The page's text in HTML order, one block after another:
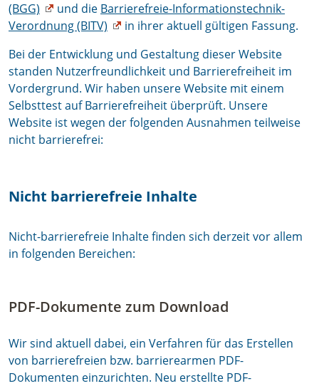
(BGG)
und die Barrierefreie-Informationstechnik-
Verordnung (BITV)
in ihrer aktuell gültigen Fassung.
Bei der Entwicklung und Gestaltung dieser Website
standen Nutzerfreundlichkeit und Barrierefreiheit im
Vordergrund. Wir haben unsere Website mit einem
Selbsttest auf Barrierefreiheit überprüft. Unsere
Website ist wegen der folgenden Ausnahmen teilweise
nicht barrierefrei:
Nicht barrierefreie Inhalte
Nicht-barrierefreie Inhalte finden sich derzeit vor allem
in folgenden Bereichen:
PDF-Dokumente zum Download
Wir sind aktuell dabei, ein Verfahren für das Erstellen
von barrierefreien bzw. barrierearmen PDF-
Dokumenten einzurichten. Neu erstellte PDF-